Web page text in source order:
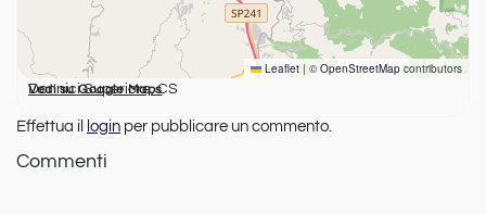
Leaflet | ©OpenStreetMap contributors
Donnici Superiore, CS
Vedi su Google Maps
Effettua il login per pubblicare un commento.
Commenti